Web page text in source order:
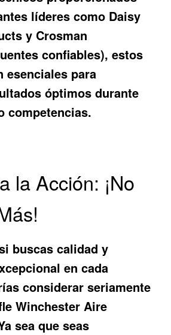
líderes como Daisy
y Crosman
confiables), estos
esenciales para
óptimos durante
competencias.
la Acción: ¡No
buscas calidad y
en cada
considerar seriamente
Winchester Aire
sea que seas